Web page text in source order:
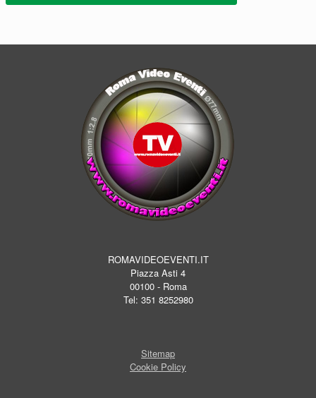
ROMAVIDEOEVENTI.IT
Piazza Asti 4
00100 - Roma
Tel: 351 8252980
Sitemap
Cookie Policy